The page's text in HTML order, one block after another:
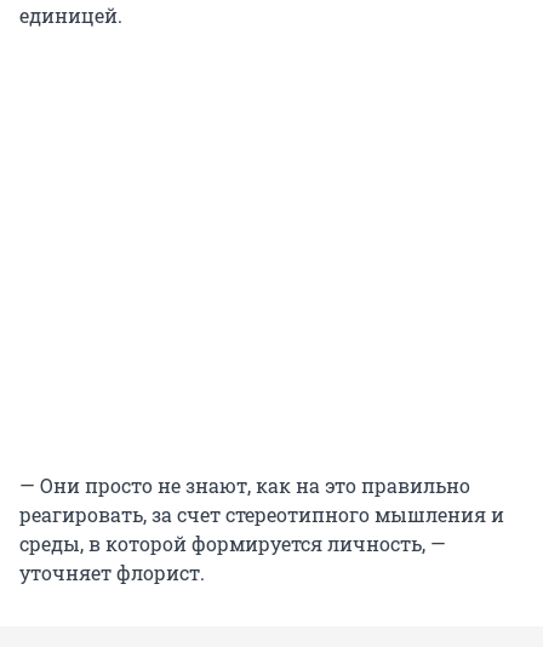
единицей.
— Они просто не знают, как на это правильно
реагировать, за счет стереотипного мышления и
среды, в которой формируется личность, —
уточняет флорист.